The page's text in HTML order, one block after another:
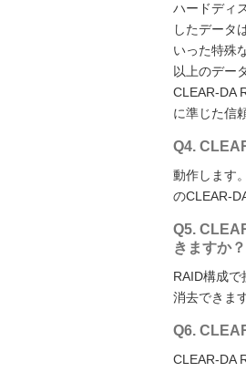
ハードディ
したデータ
いった特殊
以上のデー
CLEAR-DA
に準じた信
Q4.
動作します
のCLEAR-
Q5.
きますか？
RAID構成で
消去できます
Q6.
CLEAR-DA